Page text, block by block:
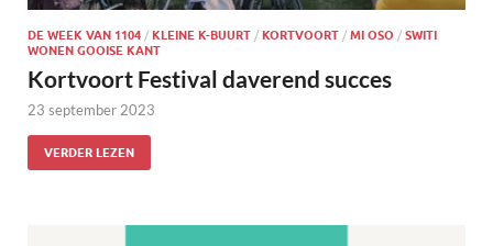
DE WEEK VAN 1104 / KLEINE K-BUURT / KORTVOORT / MI OSO / SWITI
WONEN GOOISE KANT
Kortvoort Festival daverend succes
23 september 2023
VERDER LEZEN